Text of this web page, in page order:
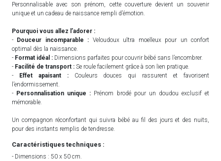
Personnalisable avec son prénom, cette couverture devient un souvenir
unique et un cadeau de naissance rempli d’émotion.
Pourquoi vous allez l’adorer :
- Douceur incomparable : Veloudoux ultra moelleux pour un confort
optimal dès la naissance.
- Format idéal : Dimensions parfaites pour couvrir bébé sans l’encombrer.
- Facilité de transport : Se roule facilement grâce à son lien pratique.
- Effet apaisant :Couleurs douces qui rassurent et favorisent
l’endormissement.
- Personnalisation unique : Prénom brodé pour un doudou exclusif et
mémorable.
Un compagnon réconfortant qui suivra bébé au fil des jours et des nuits,
pour des instants remplis de tendresse.
Caractéristiques techniques :
- Dimensions : 50 x 50 cm.